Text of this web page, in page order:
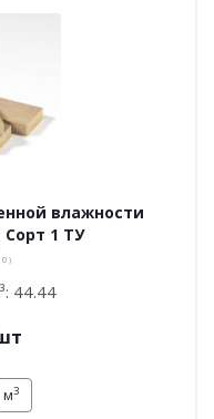
влажности
Сорт 1 ТУ
0 )
44.44
м3